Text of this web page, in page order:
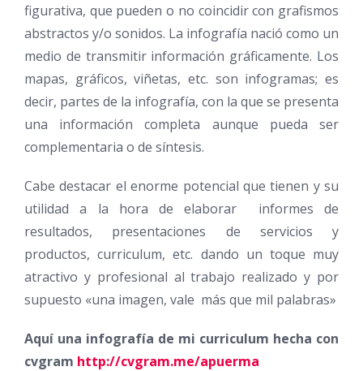
figurativa, que pueden o no coincidir con grafismos
abstractos y/o sonidos. La infografía nació como un
medio de transmitir información gráficamente. Los
mapas, gráficos, viñetas, etc. son infogramas; es
decir, partes de la infografía, con la que se presenta
una información completa aunque pueda ser
complementaria o de síntesis.
Cabe destacar el enorme potencial que tienen y su
utilidad a la hora de elaborar informes de
resultados, presentaciones de servicios y
productos, curriculum, etc. dando un toque muy
atractivo y profesional al trabajo realizado y por
supuesto «una imagen, vale más que mil palabras»
Aquí una infografía de mi curriculum hecha con
cvgram http://cvgram.me/apuerma